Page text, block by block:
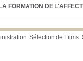
LA FORMATION DE
Sélection de Films